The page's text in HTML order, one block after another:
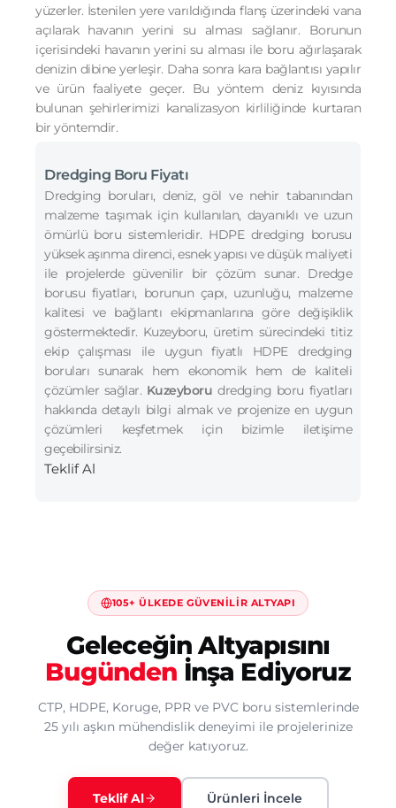
yüzerler. İstenilen yere varıldığında flanş üzerindeki vana
açılarak havanın yerini su alması sağlanır. Borunun
içerisindeki havanın yerini su alması ile boru ağırlaşarak
denizin dibine yerleşir. Daha sonra kara bağlantısı yapılır
ve ürün faaliyete geçer. Bu yöntem deniz kıyısında
bulunan şehirlerimizi kanalizasyon kirliliğinde kurtaran
bir yöntemdir.
Dredging Boru Fiyatı
Dredging boruları, deniz, göl ve nehir tabanından
malzeme taşımak için kullanılan, dayanıklı ve uzun
ömürlü boru sistemleridir. HDPE dredging borusu
yüksek aşınma direnci, esnek yapısı ve düşük maliyeti
ile projelerde güvenilir bir çözüm sunar. Dredge
borusu fiyatları, borunun çapı, uzunluğu, malzeme
kalitesi ve bağlantı ekipmanlarına göre değişiklik
göstermektedir. Kuzeyboru, üretim sürecindeki titiz
ekip çalışması ile uygun fiyatlı HDPE dredging
boruları sunarak hem ekonomik hem de kaliteli
çözümler sağlar. Kuzeyboru dredging boru fiyatları
hakkında detaylı bilgi almak ve projenize en uygun
çözümleri keşfetmek için bizimle iletişime
geçebilirsiniz.
Teklif Al
105+ ÜLKEDE GÜVENILIR ALTYAPI
Geleceğin Altyapısını
Bugünden İnşa Ediyoruz
CTP, HDPE, Koruge, PPR ve PVC boru sistemlerinde
25 yılı aşkın mühendislik deneyimi ile projelerinize
değer katıyoruz.
Teklif Al Ürünleri İncele